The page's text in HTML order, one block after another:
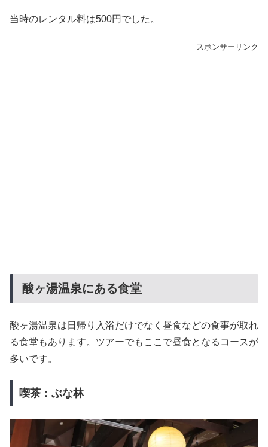
当時のレンタル料は500円でした。
スポンサーリンク
酸ヶ湯温泉にある食堂
酸ヶ湯温泉は日帰り入浴だけでなく昼食などの食事が取れ
る食堂もあります。ツアーでもここで昼食となるコースが
多いです。
喫茶：ぶな林